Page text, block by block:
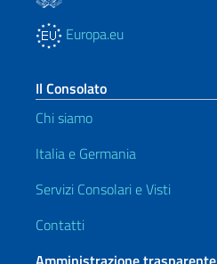
Europa.eu
Il Consolato
Chi siamo
Italia e Germania
Servizi Consolari e Visti
Contatti